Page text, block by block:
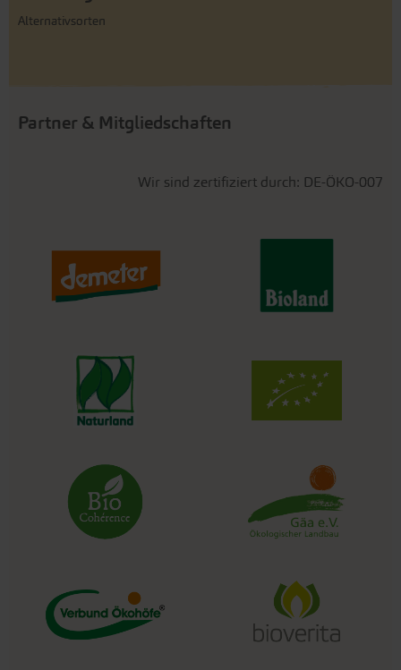
Alternativsorten
Partner & Mitgliedschaften
Wir sind zertifiziert durch: DE-ÖKO-007